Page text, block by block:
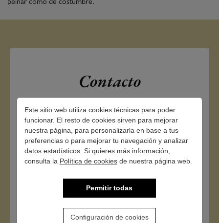
Este sitio web utiliza cookies técnicas para poder
funcionar. El resto de cookies sirven para mejorar
nuestra página, para personalizarla en base a tus
preferencias o para mejorar tu navegación y analizar
datos estadísticos. Si quieres más información,
consulta la Política de cookiesde nuestra página web.
Permitir todas
Configuración de cookies
peinar como de costumbre.
Contacto